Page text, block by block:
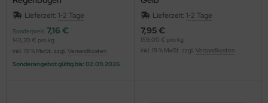
Lieferzeit: 1-2 Tage
Sonderpreis 7,16 €
143,20 € pro kg
inkl. 19 % MwSt. zzgl. Versandkosten
Sonderangebot gültig bis: 02.09.2026
Lieferzeit: 1-2 Tage
7,95 €
159,00 € pro kg
inkl. 19 % MwSt. zzgl. Versandkosten